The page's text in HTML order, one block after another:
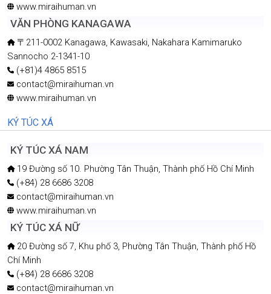
www.miraihuman.vn
VĂN PHÒNG KANAGAWA
〒211-0002 Kanagawa, Kawasaki, Nakahara Kamimaruko
Sannocho 2-1341-10
(+81)4 4865 8515
contact@miraihuman.vn
www.miraihuman.vn
KÝ TÚC XÁ
KÝ TÚC XÁ NAM
19 Đường số 10. Phường Tân Thuận, Thành phố Hồ Chí Minh
(+84) 28 6686 3208
contact@miraihuman.vn
www.miraihuman.vn
KÝ TÚC XÁ NỮ
20 Đường số 7, Khu phố 3, Phường Tân Thuận, Thành phố Hồ
Chí Minh
(+84) 28 6686 3208
contact@miraihuman.vn